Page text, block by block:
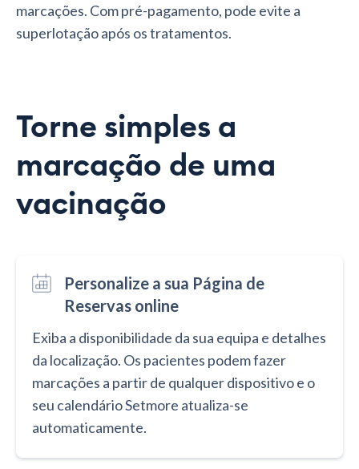
marcações. Com pré-pagamento, pode evite a
superlotação após os tratamentos.
Torne simples a
marcação de uma
vacinação
Personalize a sua Página de
Reservas online
Exiba a disponibilidade da sua equipa e detalhes
da localização. Os pacientes podem fazer
marcações a partir de qualquer dispositivo e o
seu calendário Setmore atualiza-se
automaticamente.